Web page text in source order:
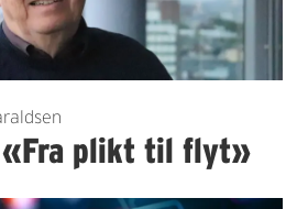
«Fra plikt til flyt»